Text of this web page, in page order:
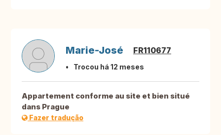
Marie-José FR110677
Trocou há 12 meses
Appartement conforme au site et bien situé
dans Prague
Fazer tradução